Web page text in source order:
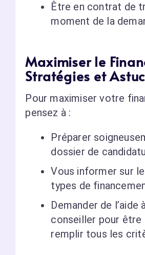
Être en contrat de
moment de la
Maximiser le
Stratégies et
Pour maximiser votre
pensez à :
Préparer
dossier de
Vous informer sur
types de
Demander de l’aide
conseiller pour être
remplir tous les